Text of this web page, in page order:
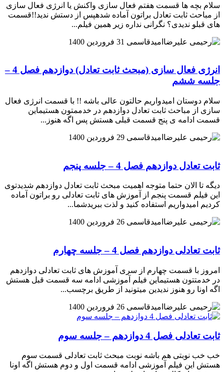
سلام بچه ها قسمت هفتم فعال سازی واکنش یا انرژی فعال سازی
از مباحث ثابت تعادل براتون آماده شدهپس از دستش ندید!!قسمت
های قبلو ندیدی؟ نگرانی نداره زیر همین فیلم...
امیدقاسمی 31 فروردین 1400
انرژی فعال سازی (مبحث ثابت تعادل) دوازدهم فصل 4 –
جلسه ششم
سلام دوستان امیدواریم حالتون عالی باشه !! با قسمت انرژی فعال
سازی از مباحث ثابت تعادل دوازدهم در خدممتون هستیماین
قسمت ادامه ی پنج قسمت قبلی هستش پس اگه هنوز...
امیدقاسمی 29 فروردین 1400
ثابت تعادل دوازدهم فصل 4 – جلسه پنجم
دیگه تا الان حتما متوجه اهمیت مبحث ثابت تعادل دوازدهم شدیدتوی
این فیلم قسمت پنجم از آموزش های ثابت تعادلی رو براتون آماده
کردیم امیدواریم استفاده کنید و لذت ببریدشما...
امیدقاسمی 26 فروردین 1400
ثابت تعادلی دوازدهم فصل 4 – جلسه چهارم
امروز با قسمت چهارم از سری آموزش های ثابت تعادلی دوازدهم
در خدمتتون هستیماین فیلم آموزشی ادامه سه قسمت قبل هستش
اگه اونا رو هنوز ندیدین میتونید از طریق برچسب...
امیدقاسمی 26 فروردین 1400
ثابت تعادلی فصل 4 دوازدهم – جلسه سوم
خب خب نوبتی هم باشه نوبت مبحث ثابت تعادلی قسمت سوم
هستش این فیلم آموزشی ادامه قسمت اول و دوم هستش اگه اونا